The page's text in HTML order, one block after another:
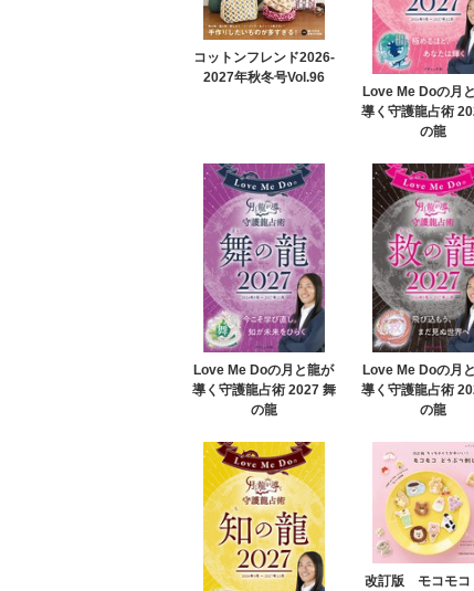
コットンフレンド2026-
2027年秋冬号Vol.96
Love Me Doの月
導く守護龍占術
の龍
Love Me Doの月と龍が
導く守護龍占術 2027 舞
の龍
Love Me Doの月
導く守護龍占術
の龍
改訂版 モコモコ